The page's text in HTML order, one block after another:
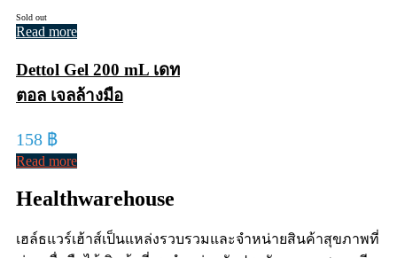
Sold out
Read more
Dettol Gel 200 mL เดท
ตอล เจลล้างมือ
158 ฿
Read more
Healthwarehouse
เฮล์ธแวร์เฮ้าส์เป็นแหล่งรวบรวมและจำหน่ายสินค้าสุขภาพที่